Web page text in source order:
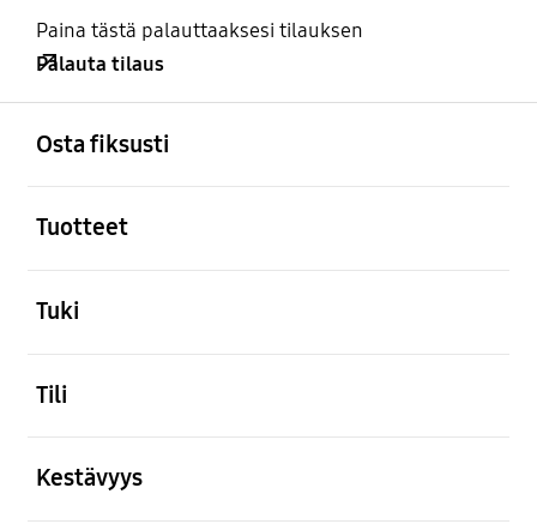
Paina tästä palauttaaksesi tilauksen
Palauta tilaus
Osta fiksusti
Tuotteet
Tuki
Tili
Kestävyys